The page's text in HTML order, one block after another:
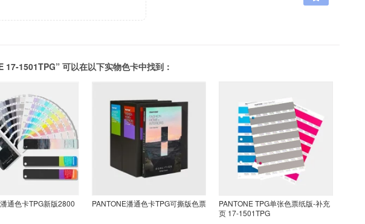
17-1501TPG” 可以在以下实物色卡中找到：
通色卡TPG新版2800
PANTONE潘通色卡TPG可撕版色票
PANTONE TPG单张色票纸版-补充
页 17-1501TPG